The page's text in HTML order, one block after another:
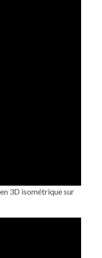
en 3D isométrique sur